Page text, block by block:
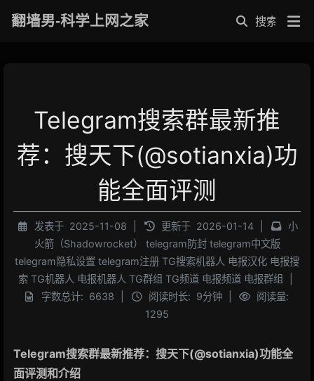
翻墙男-科学上网之家
Telegram搜索群最新推
荐：搜天下(@sotianxia)功
能全面评测
发表于 2025-11-08 更新于 2026-01-14
小
火箭（Shadowrocket） telegram防封 telegram中文版
telegram隐私设置 telegram注册 TG搜索机器人 电报汉化 电报搜
索 TG机器人 电报机器人 TG群组 TG频道 电报频道 电报群组
字数总计: 6638 阅读时长: 9分钟
阅读量:
1295
Telegram搜索群最新推荐：搜天下(@sotianxia)功能全
面评测和介绍